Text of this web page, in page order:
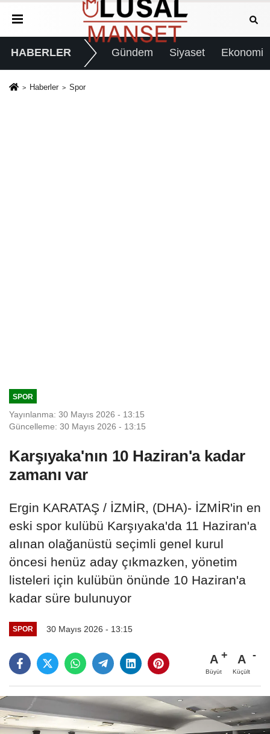
HABERLER Gündem Siyaset Ekonomi
Haberler Spor
SPOR
Yayınlanma: 30 Mayıs 2026 - 13:15
Güncelleme: 30 Mayıs 2026 - 13:15
Karşıyaka'nın 10 Haziran'a kadar
zamanı var
Ergin KARATAŞ / İZMİR, (DHA)- İZMİR'in en
eski spor kulübü Karşıyaka'da 11 Haziran'a
alınan olağanüstü seçimli genel kurul
öncesi henüz aday çıkmazken, yönetim
listeleri için kulübün önünde 10 Haziran'a
kadar süre bulunuyor
SPOR 30 Mayıs 2026 - 13:15
A
Büyüt
A
Küçült